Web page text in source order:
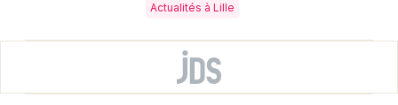
Actualités à Lille